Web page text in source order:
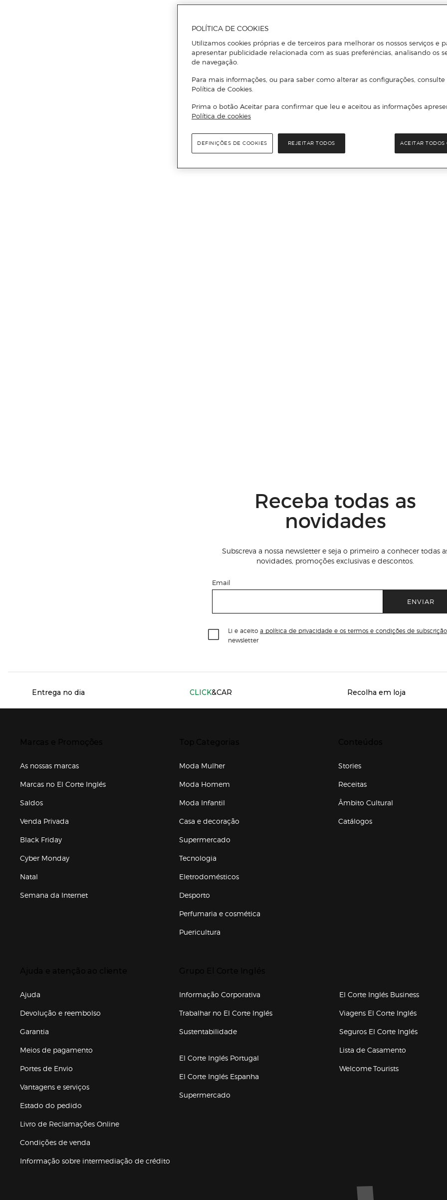
Receba todas as
novidades
Subscreva a nossa newsletter e seja o primeiro a conhecer todas
novidades, promoções exclusivas e descontos.
Email
ENVIAR
Li e aceito a política de privacidade e os termos e condições de subscrição
newsletter
Servicios destacados
Entrega no dia CLICK&CAR Recolha em loja
As nossas marcas
Marcas no El Corte Inglés
Saldos
Venda Privada
Black Friday
Cyber Monday
Natal
Semana da Internet
Moda Mulher
Moda Homem
Moda Infantil
Casa e decoração
Supermercado
Tecnologia
Eletrodomésticos
Desporto
Perfumaria e cosmética
Puericultura
Stories
Receitas
Âmbito Cultural
Catálogos
Ajuda
Devolução e reembolso
Garantia
Meios de pagamento
Portes de Envio
Vantagens e serviços
Estado do pedido
Livro de Reclamações Online
Condições de venda
Informação sobre intermediação de crédito
Informação Corporativa
Trabalhar no El Corte Inglés(abre en nueva ventana)
Sustentabilidade
El Corte Inglés Portugal
El Corte Inglés Espanha
Supermercado
El Corte Inglés Business
Viagens El Corte Inglés(abre en
Seguros El Corte Inglés(abre en
Lista de Casamento
Welcome Tourists
Marca El Corte Inglés
POLÍTICA DE COOKIES
Utilizamos cookies próprias e de terceiros para melhorar os nossos serviços e
apresentar publicidade relacionada com as suas preferências, analisando os
de navegação.
Para mais informações, ou para saber como alterar as configurações, consulte
Política de Cookies.
Prima o botão Aceitar para confirmar que leu e aceitou as informações
Política de cookies
REJEITAR TODOS ACEITAR TODOS
DEFINIÇÕES DE COOKIES